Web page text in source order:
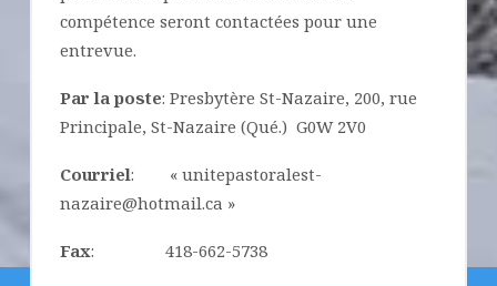
compétence seront contactées pour une
entrevue.
Par la poste: Presbytère St-Nazaire, 200, rue
Principale, St-Nazaire (Qué.) G0W 2V0
Courriel: « unitepastoralest-
nazaire@hotmail.ca »
Fax: 418-662-5738